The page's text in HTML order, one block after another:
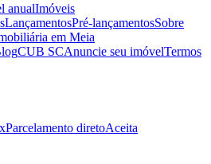
anualImóveis
LançamentosPré-lançamentosSobre
em Meia
CUB SCAnuncie seu imóvelTermos
Parcelamento diretoAceita